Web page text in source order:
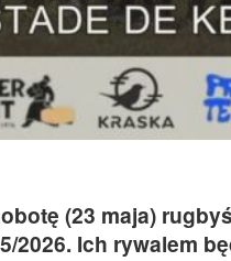
(23 maja)
2026. Ich rywalem